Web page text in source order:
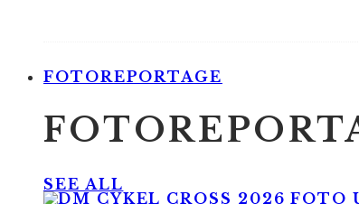
FOTOREPORTAGE
SEE ALL